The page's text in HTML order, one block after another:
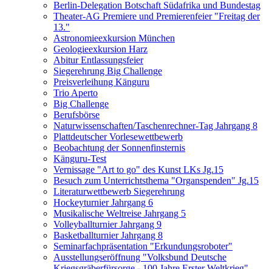
Berlin-Delegation Botschaft Südafrika und Bundestag
Theater-AG Premiere und Premierenfeier "Freitag der
13."
Astronomieexkursion München
Geologieexkursion Harz
Abitur Entlassungsfeier
Siegerehrung Big Challenge
Preisverleihung Känguru
Trio Aperto
Big Challenge
Berufsbörse
Naturwissenschaften/Taschenrechner-Tag Jahrgang 8
Plattdeutscher Vorlesewettbewerb
Beobachtung der Sonnenfinsternis
Känguru-Test
Vernissage "Art to go" des Kunst LKs Jg.15
Besuch zum Unterrichtsthema "Organspenden" Jg.15
Literaturwettbewerb Siegerehrung
Hockeyturnier Jahrgang 6
Musikalische Weltreise Jahrgang 5
Volleyballturnier Jahrgang 9
Basketballturnier Jahrgang 8
Seminarfachpräsentation "Erkundungsroboter"
Ausstellungseröffnung "Volksbund Deutsche